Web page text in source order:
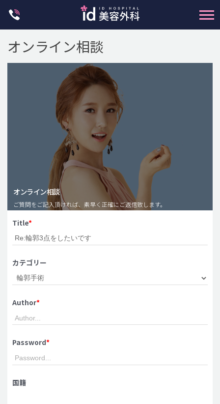
脂肪注入(アンチエイジング)
豊胸手術・バストアップ
プチ整形
脂肪吸引 (大容量)
idニュース
病院紹介
安全整形
ご相談のお問い合わせ
オンライン相談
オンライン相談
ご質問をご記入頂ければ、素早く正確にご返信致します。
Title*
カテゴリー
Author*
Password*
国籍